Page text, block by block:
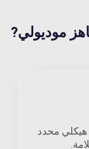
هيكلي محدد